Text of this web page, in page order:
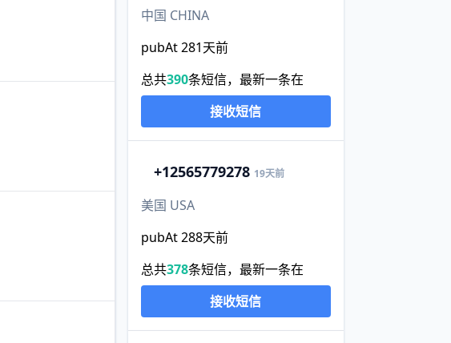
中国 CHINA
pubAt 281天前
总共390条短信，最新一条在
接收短信
+12565779278 19天前
美国 USA
pubAt 288天前
总共378条短信，最新一条在
接收短信